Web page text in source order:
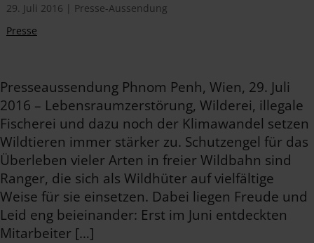
29. Juli 2016 | Presse-Aussendung
Presse
Presseaussendung Phnom Penh, Wien, 29. Juli
2016 – Lebensraumzerstörung, Wilderei, illegale
Fischerei und dazu noch der Klimawandel setzen
Wildtieren immer stärker zu. Schutzengel für das
Überleben vieler Arten in freier Wildbahn sind
Ranger, die sich als Wildhüter auf vielfältige
Weise für sie einsetzen. Dabei liegen Freude und
Leid eng beieinander: Erst im Juni entdeckten
Mitarbeiter […]